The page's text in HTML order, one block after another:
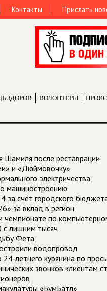
Контакты Прислать
ЗДОРОВ ВОЛОНТЕРЫ
Шамиля после реставрации
и «Дюймовочку»
электричества
машиностроению
за счёт городского
за вклад в регион
чемпионате по
с лишним тысяч
Фета
водопровод
курянина по
звонков клиентам
«БумБатл»